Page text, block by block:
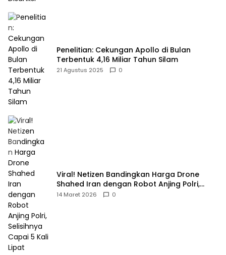
Penelitian: Cekungan Apollo di Bulan
Terbentuk 4,16 Miliar Tahun Silam
21 Agustus 2025 0
Viral! Netizen Bandingkan Harga Drone
Shahed Iran dengan Robot Anjing Polri,
Selisihnya Capai 5 Kali Lipat
14 Maret 2026 0